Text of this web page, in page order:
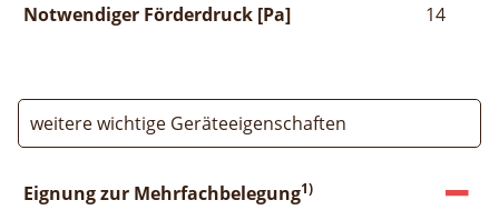
Notwendiger Förderdruck [Pa]
14
weitere wichtige Geräteeigenschaften
Eignung zur Mehrfachbelegung1)